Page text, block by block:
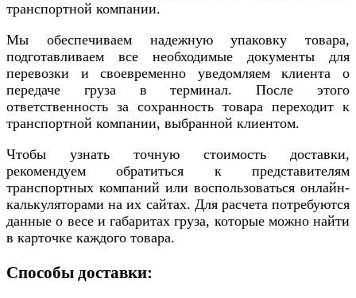
транспортной компании.
Мы обеспечиваем надежную упаковку товара,
подготавливаем все необходимые документы для
перевозки и своевременно уведомляем клиента о
передаче груза в терминал. После этого
ответственность за сохранность товара переходит к
транспортной компании, выбранной клиентом.
Чтобы узнать точную стоимость доставки,
рекомендуем обратиться к представителям
транспортных компаний или воспользоваться онлайн-
калькуляторами на их сайтах. Для расчета потребуются
данные о весе и габаритах груза, которые можно найти
в карточке каждого товара.
Способы доставки: